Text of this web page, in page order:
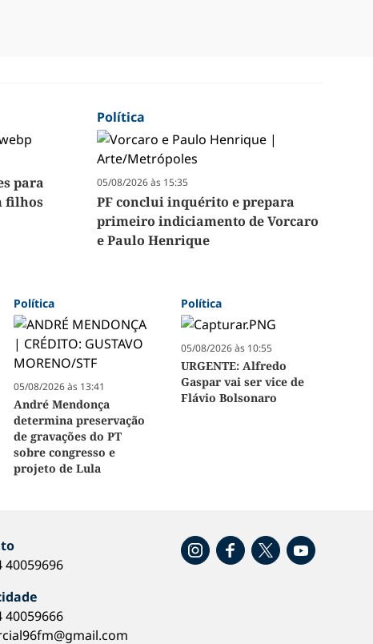
para
filhos
Política
05/08/2026 às 15:35
PF conclui inquérito e prepara
primeiro indiciamento de Vorcaro
e Paulo Henrique
Política
05/08/2026 às 13:41
André Mendonça
determina preservação
de gravações do PT
sobre congresso e
projeto de Lula
Política
05/08/2026 às 10:55
URGENTE: Alfredo
Gaspar vai ser vice de
Flávio Bolsonaro
40059696
40059666